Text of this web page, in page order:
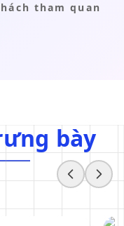
tham quan
bày
ưng bày